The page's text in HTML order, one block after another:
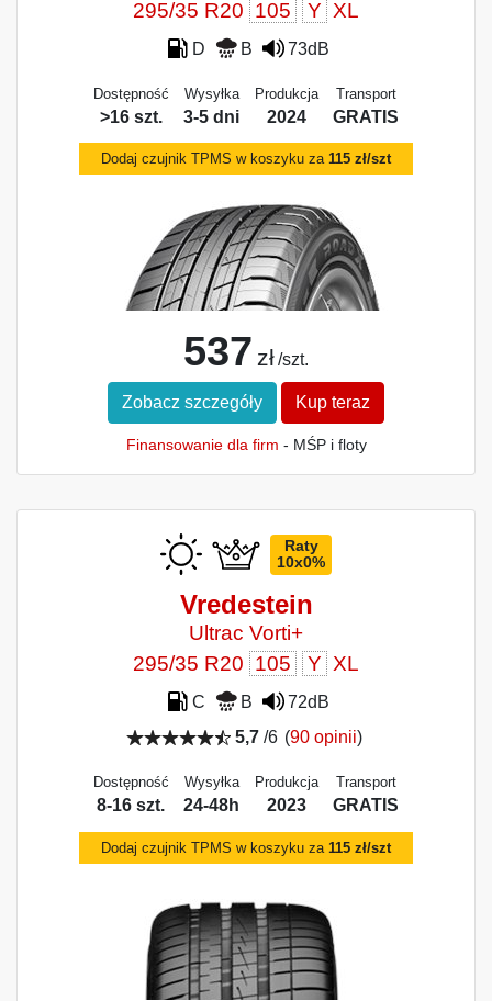
295/35 R20 105 Y XL
D B 73dB
Dostępność
>16 szt.
Wysyłka
3-5 dni
Produkcja
2024
Transport
GRATIS
Dodaj czujnik TPMS w koszyku za 115 zł/szt
537 zł /szt.
Zobacz szczegóły Kup teraz
Finansowanie dla firm - MŚP i floty
Raty
10x0%
Vredestein
Ultrac Vorti+
295/35 R20 105 Y XL
C B
72dB
5,7/6 (90 opinii)
Dostępność
8-16 szt.
Wysyłka
24-48h
Produkcja
2023
Transport
GRATIS
Dodaj czujnik TPMS w koszyku za 115 zł/szt